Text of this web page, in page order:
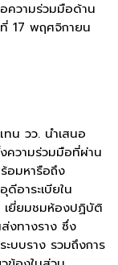
ความร่วมมือด้าน
17 พฤศจิกายน
น วว. นำเสนอ
ความร่วมมือที่ผ่าน
อมหารือถึง
ดีอาระเบียใน
เยี่ยมชมห้องปฏิบัติ
งทางราง ซึ่ง
บบราง รวมถึงการ